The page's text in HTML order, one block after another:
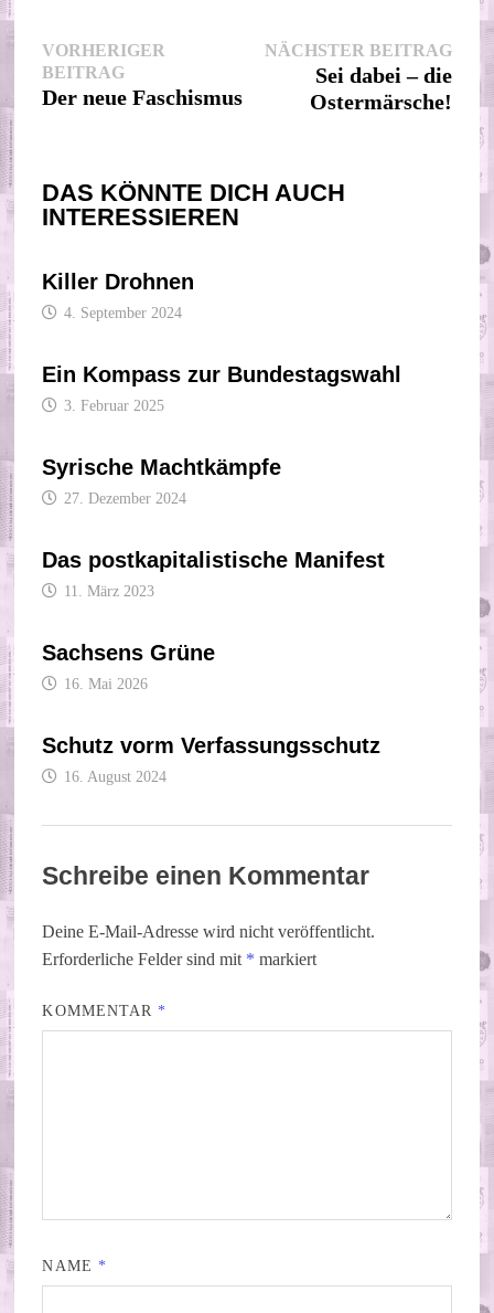
Beitragsnavigation
VORHERIGER
BEITRAGVorheriger
Beitrag:
Der neue Faschismus
NÄCHSTER BEITRAG
Sei dabei – die
Ostermärsche!
DAS KÖNNTE DICH AUCH
INTERESSIEREN
Killer Drohnen
4. September 2024
Ein Kompass zur Bundestagswahl
3. Februar 2025
Syrische Machtkämpfe
27. Dezember 2024
Das postkapitalistische Manifest
11. März 2023
Sachsens Grüne
16. Mai 2026
Schutz vorm Verfassungsschutz
16. August 2024
Schreibe einen Kommentar
Deine E-Mail-Adresse wird nicht veröffentlicht.
Erforderliche Felder sind mit * markiert
KOMMENTAR *
NAME *